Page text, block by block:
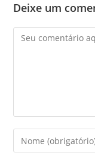
Deixe um
Comentário
Digite
seu